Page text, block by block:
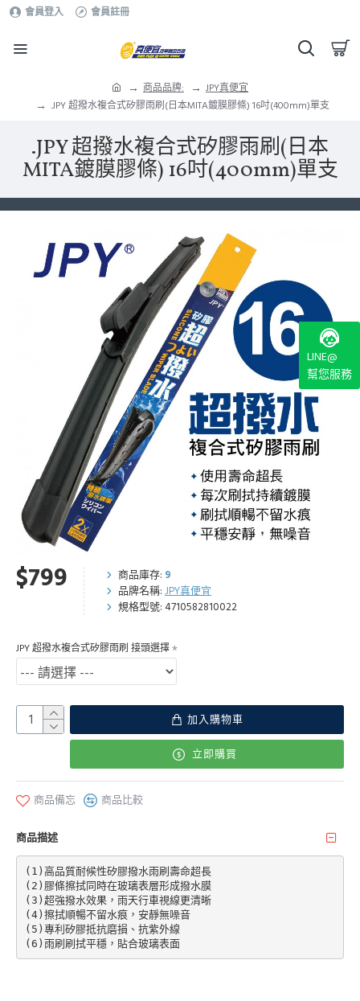
會員登入 會員註冊
商品品牌:
JPY真便宜
.JPY 超撥水複合式矽膠雨刷(日本MITA鍍膜膠條) 16吋(400mm)單支
.JPY 超撥水複合式矽膠雨刷(日本
MITA鍍膜膠條) 16吋(400mm)單支
$799 商品庫存: 9
品牌名稱: JPY真便宜
規格型號: 4710582810022
JPY 超撥水複合式矽膠雨刷 接頭選擇
加入購物車
立即購買
商品備忘 商品比較
商品描述
(1)高品質耐候性矽膠撥水雨刷壽命超長
(2)膠條擦拭同時在玻璃表層形成撥水膜
(3)超強撥水效果，雨天行車視線更清晰
(4)擦拭順暢不留水痕，安靜無噪音
(5)專利矽膠抵抗磨損、抗紫外線
(6)雨刷刷拭平穩，貼合玻璃表面
LINE@
幫您服務